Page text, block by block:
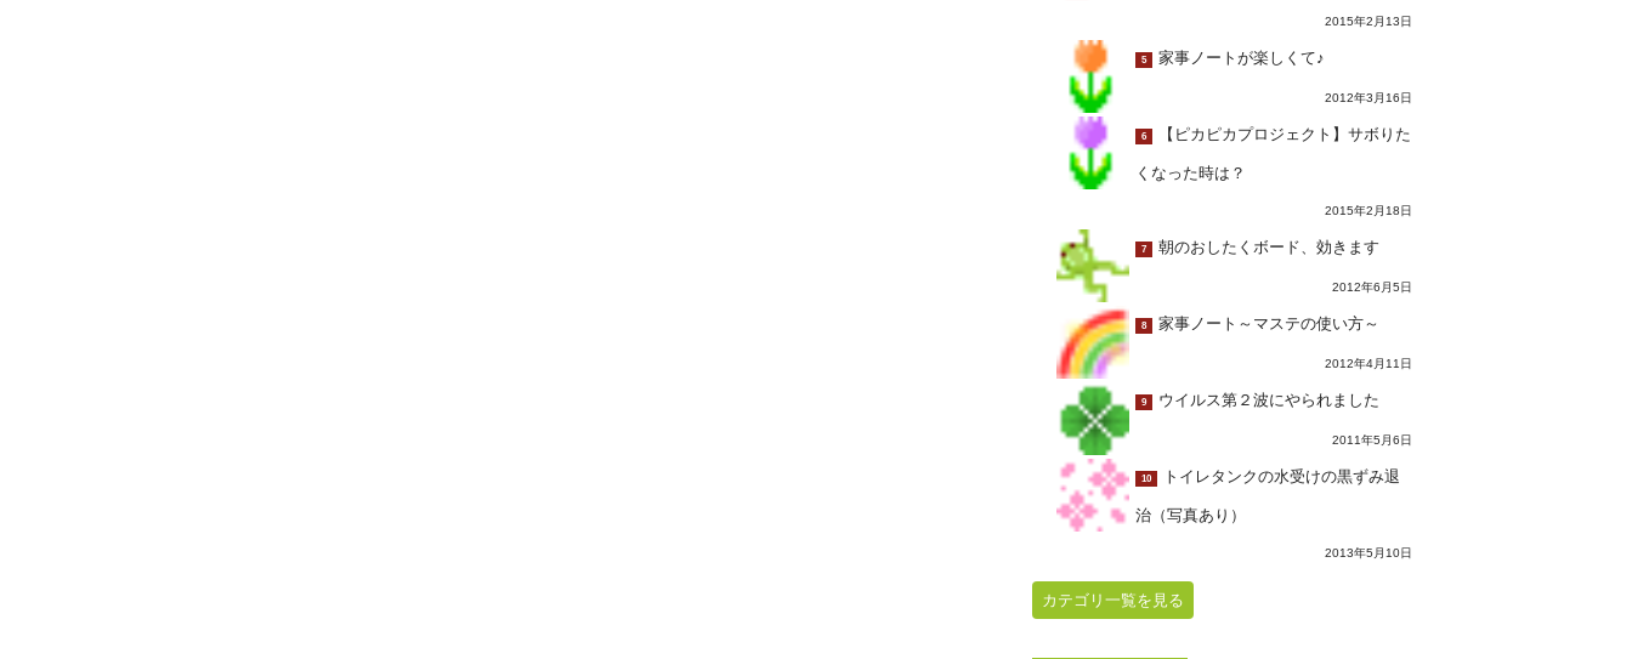
2015年2月13日
5 家事ノートが楽しくて♪
2012年3月16日
6 【ピカピカプロジェクト】サボりた
くなった時は？
2015年2月18日
7 朝のおしたくボード、効きます
2012年6月5日
8 家事ノート～マステの使い方～
2012年4月11日
9 ウイルス第２波にやられました
2011年5月6日
10 トイレタンクの水受けの黒ずみ退
治（写真あり）
2013年5月10日
カテゴリ一覧を見る